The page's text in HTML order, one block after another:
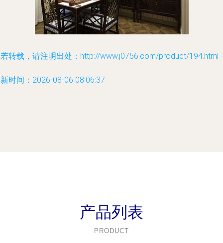
转载，请注明出处：http://www.j0756.com/product/194.html
时间：2026-08-06 08:06:37
产品列表
PRODUCT